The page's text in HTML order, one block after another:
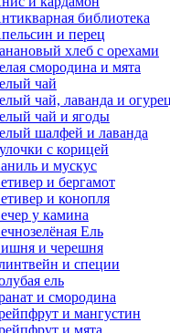
библиотека
и перец
хлеб с орехами
смородина и мята
чай
чай, лаванда и огурец
чай и ягоды
шалфей и лаванда
с корицей
и мускус
и бергамот
и конопля
у камина
Ель
и черешня
и специи
ель
и смородина
и мангустин
и мята